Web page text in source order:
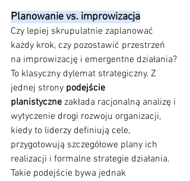
Planowanie vs. improwizacja
Czy lepiej skrupulatnie zaplanować
każdy krok, czy pozostawić przestrzeń
na improwizację i emergentne działania?
To klasyczny dylemat strategiczny. Z
jednej strony podejście
planistyczne zakłada racjonalną analizę i
wytyczenie drogi rozwoju organizacji,
kiedy to liderzy definiują cele,
przygotowują szczegółowe plany ich
realizacji i formalne strategie działania.
Takie podejście bywa jednak